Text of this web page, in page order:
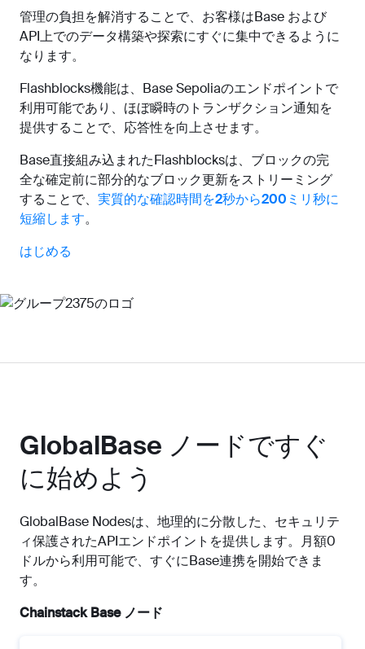
管理の負担を解消することで、お客様はBase および
API上でのデータ構築や探索にすぐに集中できるように
なります。
Flashblocks機能は、Base Sepoliaのエンドポイントで
利用可能であり、ほぼ瞬時のトランザクション通知を
提供することで、応答性を向上させます。
Base直接組み込まれたFlashblocksは、ブロックの完
全な確定前に部分的なブロック更新をストリーミング
することで、 実質的な確認時間を2秒から200ミリ秒に
短縮します。
はじめる
GlobalBase ノードですぐ
に始めよう
GlobalBase Nodesは、地理的に分散した、セキュリテ
ィ保護されたAPIエンドポイントを提供します。月額0
ドルから利用可能で、すぐにBase連携を開始できま
す。
Chainstack Base ノード